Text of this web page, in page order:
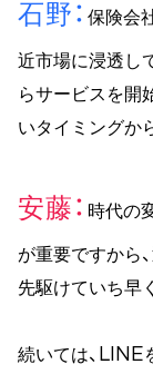
石野 保険会
近市場に浸透し
らサービスを開
いタイミングか
安藤 時代の
が重要ですから
先駆けていち早
続いては、LINE